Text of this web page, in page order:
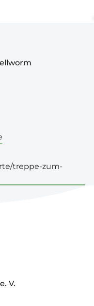
treppe-zum-
V.